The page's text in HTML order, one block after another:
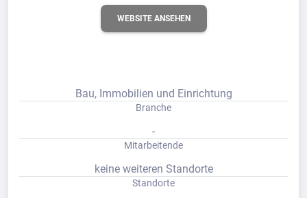
WEBSITE ANSEHEN
Bau, Immobilien und Einrichtung
Branche
-
Mitarbeitende
keine weiteren Standorte
Standorte